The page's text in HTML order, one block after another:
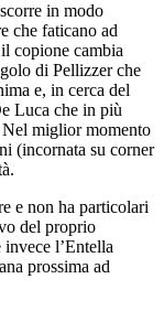
in modo
che faticano ad
copione cambia
di Pellizzer che
e, in cerca del
Luca che in più
Nel miglior momento
(incornata su corner
e non ha particolari
del proprio
l’Entella
prossima ad